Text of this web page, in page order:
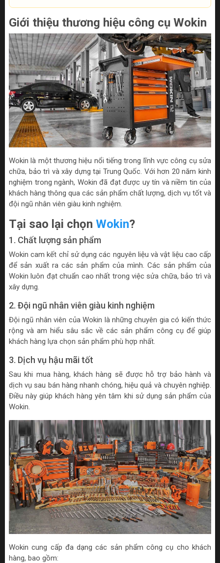
Giới thiệu thương hiệu công cụ Wokin
Wokin là một thương hiệu nổi tiếng trong lĩnh vực công cụ sửa
chữa, bảo trì và xây dựng tại Trung Quốc. Với hơn 20 năm kinh
nghiệm trong ngành, Wokin đã đạt được uy tín và niềm tin của
khách hàng thông qua các sản phẩm chất lượng, dịch vụ tốt và
đội ngũ nhân viên giàu kinh nghiệm.
Tại sao lại chọn Wokin?
1. Chất lượng sản phẩm
Wokin cam kết chỉ sử dụng các nguyên liệu và vật liệu cao cấp
để sản xuất ra các sản phẩm của mình. Các sản phẩm của
Wokin luôn đạt chuẩn cao nhất trong việc sửa chữa, bảo trì và
xây dựng.
2. Đội ngũ nhân viên giàu kinh nghiệm
Đội ngũ nhân viên của Wokin là những chuyên gia có kiến thức
rộng và am hiểu sâu sắc về các sản phẩm công cụ để giúp
khách hàng lựa chọn sản phẩm phù hợp nhất.
3. Dịch vụ hậu mãi tốt
Sau khi mua hàng, khách hàng sẽ được hỗ trợ bảo hành và
dịch vụ sau bán hàng nhanh chóng, hiệu quả và chuyên nghiệp.
Điều này giúp khách hàng yên tâm khi sử dụng sản phẩm của
Wokin.
Wokin cung cấp đa dạng các sản phẩm công cụ cho khách
hàng, bao gồm: